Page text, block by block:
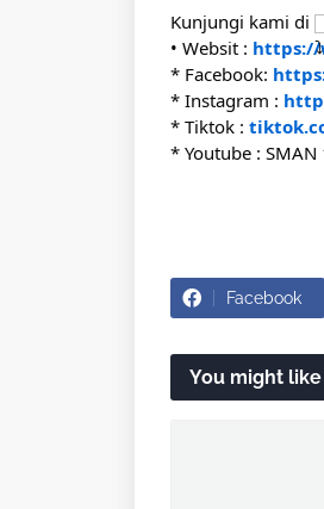
Kunjungi kami di
• Websit : https://
* Facebook:
* Instagram :
* Tiktok :
* Youtube : SMAN
Facebook
You might like